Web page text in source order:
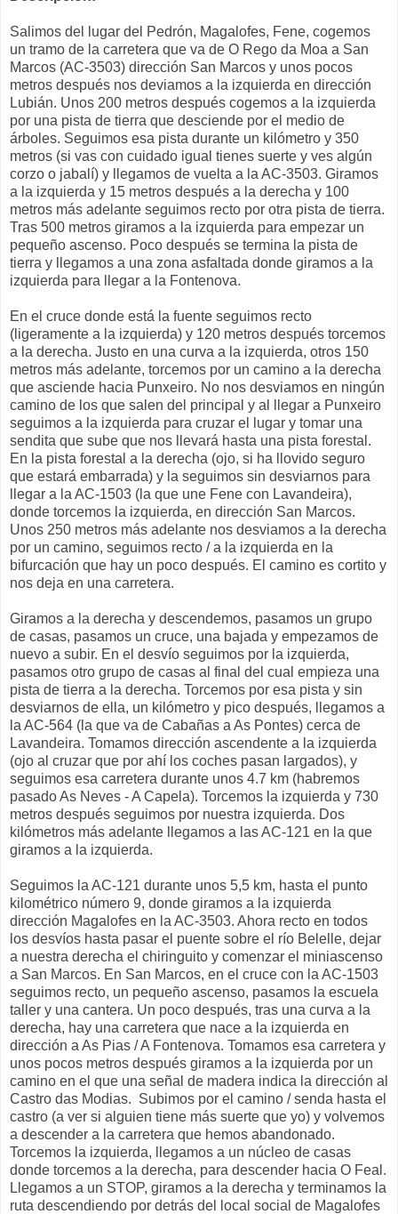
Salimos del lugar del Pedrón, Magalofes, Fene, cogemos
un tramo de la carretera que va de O Rego da Moa a San
Marcos (AC-3503) dirección San Marcos y unos pocos
metros después nos deviamos a la izquierda en dirección
Lubián. Unos 200 metros después cogemos a la izquierda
por una pista de tierra que desciende por el medio de
árboles. Seguimos esa pista durante un kilómetro y 350
metros (si vas con cuidado igual tienes suerte y ves algún
corzo o jabalí) y llegamos de vuelta a la AC-3503. Giramos
a la izquierda y 15 metros después a la derecha y 100
metros más adelante seguimos recto por otra pista de tierra.
Tras 500 metros giramos a la izquierda para empezar un
pequeño ascenso. Poco después se termina la pista de
tierra y llegamos a una zona asfaltada donde giramos a la
izquierda para llegar a la Fontenova.
En el cruce donde está la fuente seguimos recto
(ligeramente a la izquierda) y 120 metros después torcemos
a la derecha. Justo en una curva a la izquierda, otros 150
metros más adelante, torcemos por un camino a la derecha
que asciende hacia Punxeiro. No nos desviamos en ningún
camino de los que salen del principal y al llegar a Punxeiro
seguimos a la izquierda para cruzar el lugar y tomar una
sendita que sube que nos llevará hasta una pista forestal.
En la pista forestal a la derecha (ojo, si ha llovido seguro
que estará embarrada) y la seguimos sin desviarnos para
llegar a la AC-1503 (la que une Fene con Lavandeira),
donde torcemos la izquierda, en dirección San Marcos.
Unos 250 metros más adelante nos desviamos a la derecha
por un camino, seguimos recto / a la izquierda en la
bifurcación que hay un poco después. El camino es cortito y
nos deja en una carretera.
Giramos a la derecha y descendemos, pasamos un grupo
de casas, pasamos un cruce, una bajada y empezamos de
nuevo a subir. En el desvío seguimos por la izquierda,
pasamos otro grupo de casas al final del cual empieza una
pista de tierra a la derecha. Torcemos por esa pista y sin
desviarnos de ella, un kilómetro y pico después, llegamos a
la AC-564 (la que va de Cabañas a As Pontes) cerca de
Lavandeira. Tomamos dirección ascendente a la izquierda
(ojo al cruzar que por ahí los coches pasan largados), y
seguimos esa carretera durante unos 4.7 km (habremos
pasado As Neves - A Capela). Torcemos la izquierda y 730
metros después seguimos por nuestra izquierda. Dos
kilómetros más adelante llegamos a las AC-121 en la que
giramos a la izquierda.
Seguimos la AC-121 durante unos 5,5 km, hasta el punto
kilométrico número 9, donde giramos a la izquierda
dirección Magalofes en la AC-3503. Ahora recto en todos
los desvíos hasta pasar el puente sobre el río Belelle, dejar
a nuestra derecha el chiringuito y comenzar el miniascenso
a San Marcos. En San Marcos, en el cruce con la AC-1503
seguimos recto, un pequeño ascenso, pasamos la escuela
taller y una cantera. Un poco después, tras una curva a la
derecha, hay una carretera que nace a la izquierda en
dirección a As Pias / A Fontenova. Tomamos esa carretera y
unos pocos metros después giramos a la izquierda por un
camino en el que una señal de madera indica la dirección al
Castro das Modias. Subimos por el camino / senda hasta el
castro (a ver si alguien tiene más suerte que yo) y volvemos
a descender a la carretera que hemos abandonado.
Torcemos la izquierda, llegamos a un núcleo de casas
donde torcemos a la derecha, para descender hacia O Feal.
Llegamos a un STOP, giramos a la derecha y terminamos la
ruta descendiendo por detrás del local social de Magalofes